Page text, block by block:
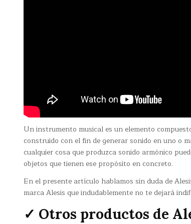
Un instrumento musical es un elemento
construido con el fin de generar sonido en uno o
cualquier cosa que produzca sonido armónico
objetos que tienen ese propósito en concreto.
En el presente artículo hablamos sin duda de
marca Alesis que indudablemente no te dejará
✓ Otros productos de